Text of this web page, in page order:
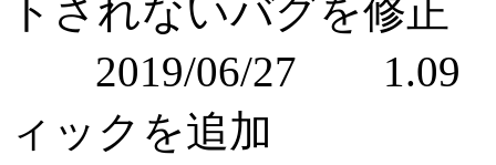
トされないバグを修正
2019/06/27 1.09
ィックを追加